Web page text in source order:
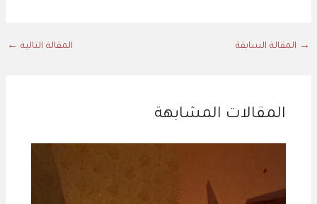
→ المقالة السابقة المقالة التالية ←
المقالات المشابهة